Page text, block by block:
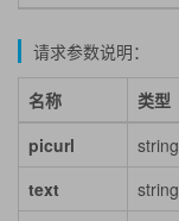
请求参数说明：
名称 类型
picurl
string
text
string